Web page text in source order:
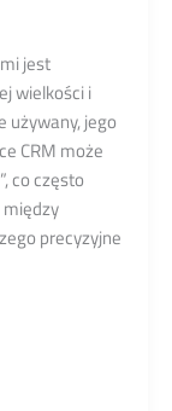
jest
wielkości i
używany, jego
CRM może
co często
między
precyzyjne